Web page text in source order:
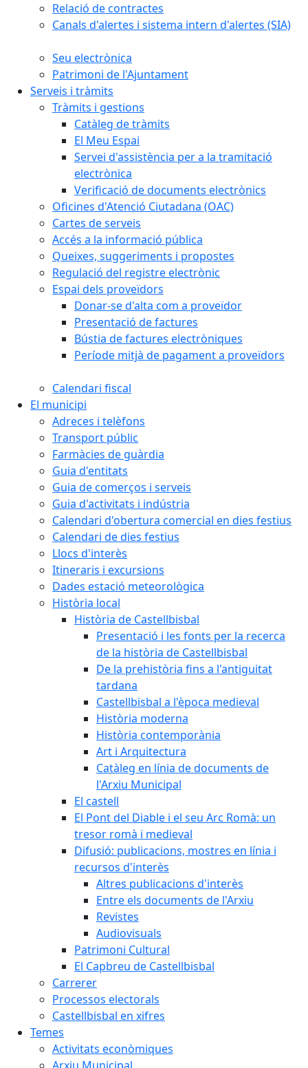
Relació de contractes
Canals d'alertes i sistema intern d'alertes (SIA)
Seu electrònica
Patrimoni de l'Ajuntament
Serveis i tràmits
Tràmits i gestions
Catàleg de tràmits
El Meu Espai
Servei d'assistència per a la tramitació
electrònica
Verificació de documents electrònics
Oficines d'Atenció Ciutadana (OAC)
Cartes de serveis
Accés a la informació pública
Queixes, suggeriments i propostes
Regulació del registre electrònic
Espai dels proveïdors
Donar-se d'alta com a proveïdor
Presentació de factures
Bústia de factures electròniques
Període mitjà de pagament a proveïdors
Calendari fiscal
El municipi
Adreces i telèfons
Transport públic
Farmàcies de guàrdia
Guia d'entitats
Guia de comerços i serveis
Guia d'activitats i indústria
Calendari d'obertura comercial en dies festius
Calendari de dies festius
Llocs d'interès
Itineraris i excursions
Dades estació meteorològica
Història local
Història de Castellbisbal
Presentació i les fonts per la recerca
de la història de Castellbisbal
De la prehistòria fins a l'antiguitat
tardana
Castellbisbal a l'època medieval
Història moderna
Història contemporània
Art i Arquitectura
Catàleg en línia de documents de
l'Arxiu Municipal
El castell
El Pont del Diable i el seu Arc Romà: un
tresor romà i medieval
Difusió: publicacions, mostres en línia i
recursos d'interès
Altres publicacions d'interès
Entre els documents de l'Arxiu
Revistes
Audiovisuals
Patrimoni Cultural
El Capbreu de Castellbisbal
Carrerer
Processos electorals
Castellbisbal en xifres
Temes
Activitats econòmiques